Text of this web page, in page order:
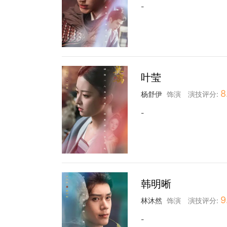
-
叶莹
杨舒伊 饰演 演技评分:
-
韩明晰
林沐然 饰演 演技评分:
-